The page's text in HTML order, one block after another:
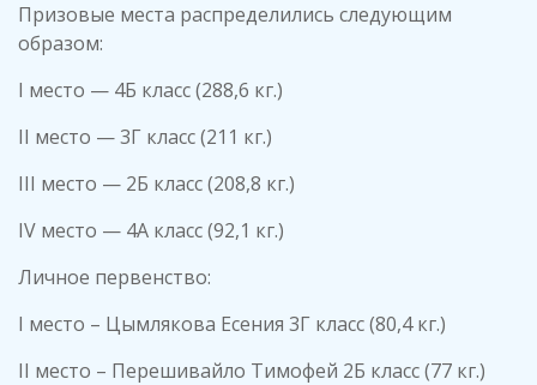
Призовые места распределились следующим
образом:
I место — 4Б класс (288,6 кг.)
II место — 3Г класс (211 кг.)
III место — 2Б класс (208,8 кг.)
IV место — 4А класс (92,1 кг.)
Личное первенство:
I место – Цымлякова Есения 3Г класс (80,4 кг.)
II место – Перешивайло Тимофей 2Б класс (77 кг.)